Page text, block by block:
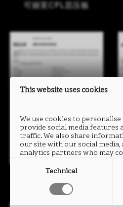
可丽芙CPL层压板
This website uses cookies
We use cookies to
provide social media features
traffic. We also share
our site with our social media,
analytics partners who may
they have collected from your
Technical